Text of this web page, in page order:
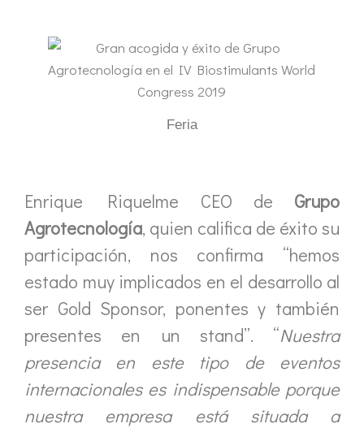
Feria
Enrique Riquelme CEO de Grupo
Agrotecnología, quien califica de éxito su
participación, nos confirma “hemos
estado muy implicados en el desarrollo al
ser Gold Sponsor, ponentes y también
presentes en un stand”. “Nuestra
presencia en este tipo de eventos
internacionales es indispensable porque
nuestra empresa está situada a